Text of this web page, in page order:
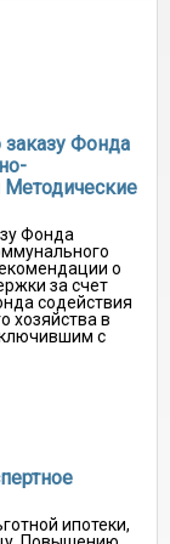
Фонда
Методические
Фонда
о
за счет
содействия
хозяйства в
с
ипотеки,